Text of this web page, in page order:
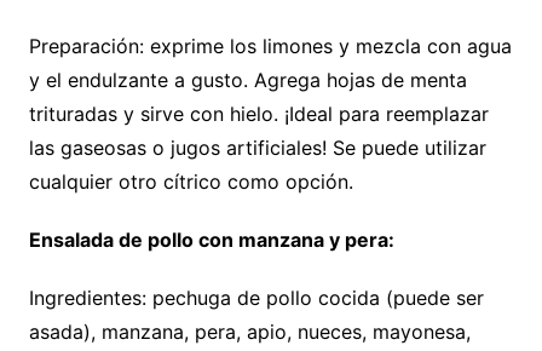
Preparación: exprime los limones y mezcla con agua
y el endulzante a gusto. Agrega hojas de menta
trituradas y sirve con hielo. ¡Ideal para reemplazar
las gaseosas o jugos artificiales! Se puede utilizar
cualquier otro cítrico como opción.
Ensalada de pollo con manzana y pera:
Ingredientes: pechuga de pollo cocida (puede ser
asada), manzana, pera, apio, nueces, mayonesa,